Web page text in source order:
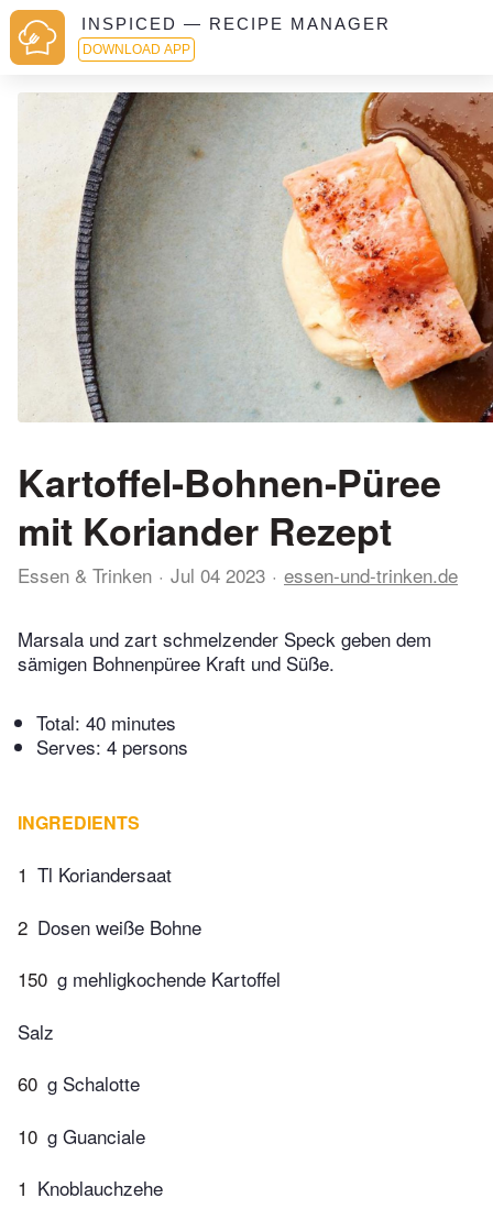
INSPICED — RECIPE MANAGER
DOWNLOAD APP
Kartoffel-Bohnen-Püree
mit Koriander Rezept
Essen & Trinken Jul 04 2023 essen-und-trinken.de
Marsala und zart schmelzender Speck geben dem
sämigen Bohnenpüree Kraft und Süße.
Total: 40 minutes
Serves: 4 persons
INGREDIENTS
1 Tl Koriandersaat
2 Dosen weiße Bohne
150 g mehligkochende Kartoffel
Salz
60 g Schalotte
10 g Guanciale
1 Knoblauchzehe